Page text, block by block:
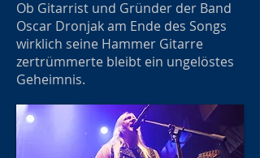
Ob Gitarrist und Gründer der Band
Oscar Dronjak am Ende des Songs
wirklich seine Hammer Gitarre
zertrümmerte bleibt ein ungelöstes
Geheimnis.